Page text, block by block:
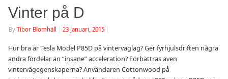
Vinter på D
By Tibor Blomhäll 23 januari, 2015
Hur bra är Tesla Model P85D på vinterväglag? Ger fyrhjulsdriften några
andra fördelar än “insane” acceleration? Förbättras även
vintervägegenskaperna? Användaren Cottonwood på